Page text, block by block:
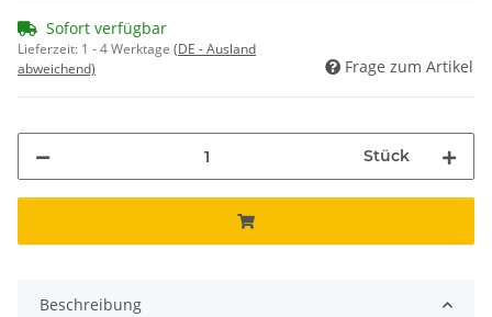
Sofort verfügbar
Lieferzeit: 1 - 4 Werktage (DE - Ausland
abweichend)
Frage zum Artikel
Stück
Beschreibung